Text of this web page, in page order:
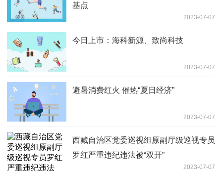
基点
2023-07-07
今日上市：海科新源、致尚科技
2023-07-07
避暑消费红火 催热“夏日经济”
2023-07-07
西藏自治区党委巡视组原副厅级巡视专员
罗红严重违纪违法被“双开”
2023-07-07